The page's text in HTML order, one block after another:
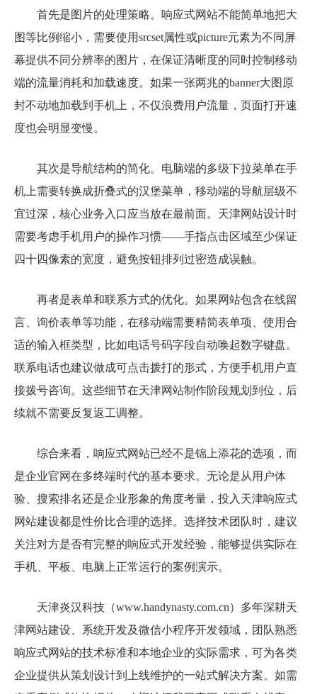
首先是图片的处理策略。响应式网站不能简单地把大
图等比例缩小，需要使用srcset属性或picture元素为不同屏
幕提供不同分辨率的图片，在保证清晰度的同时控制移动
端的流量消耗和加载速度。如果一张两兆的banner大图原
封不动地加载到手机上，不仅浪费用户流量，页面打开速
度也会明显变慢。
其次是导航结构的简化。电脑端的多级下拉菜单在手
机上需要转换成折叠式的汉堡菜单，移动端的导航层级不
宜过深，核心业务入口应当放在最前面。天津网站设计时
需要考虑手机用户的操作习惯——手指点击区域至少保证
四十四像素的宽度，避免按钮排列过密造成误触。
再者是表单和联系方式的优化。如果网站包含在线留
言、询价表单等功能，在移动端需要精简表单项、使用合
适的输入框类型，比如电话号码字段自动唤起数字键盘。
联系电话也建议做成可点击拨打的形式，方便手机用户直
接拨号咨询。这些细节在天津网站制作阶段规划到位，后
续就不需要反复返工调整。
综合来看，响应式网站已经不是锦上添花的选项，而
是企业官网在多终端时代的基本要求。无论是从用户体
验、搜索排名还是企业形象的角度考量，投入天津响应式
网站建设都是性价比合理的选择。选择技术团队时，建议
关注对方是否有完整的响应式开发经验，能够提供实际在
手机、平板、电脑上正常运行的案例演示。
天津炎汉科技（www.handynasty.com.cn）多年深耕天
津网站建设、系统开发及微信小程序开发领域，团队熟悉
响应式网站的技术标准和本地企业的实际需求，可为各类
企业提供从策划设计到上线维护的一站式解决方案。如需